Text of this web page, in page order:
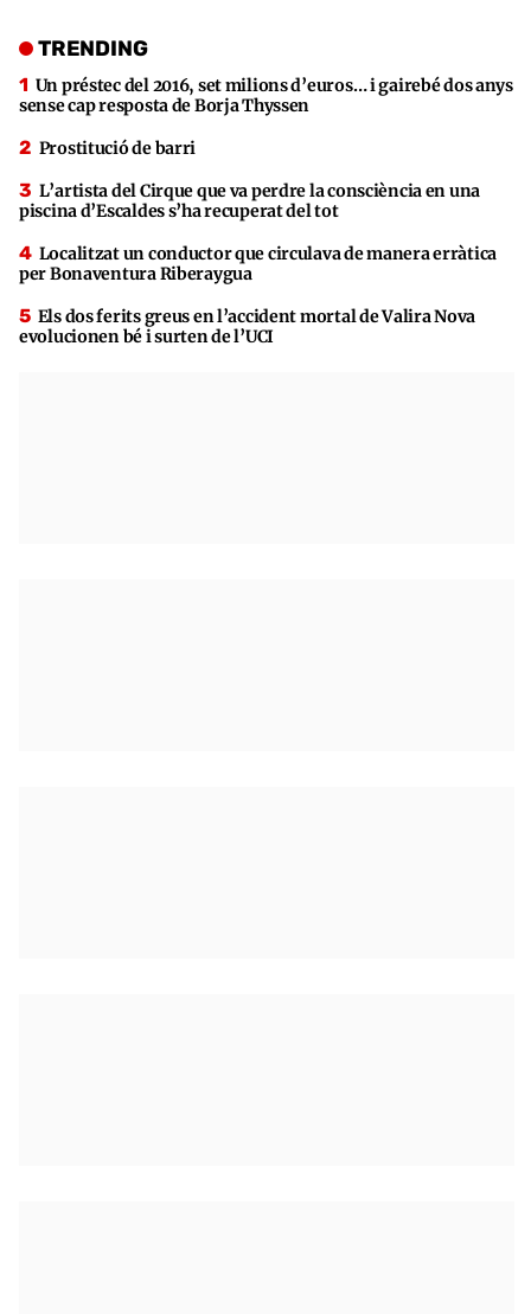
TRENDING
Un préstec del 2016, set milions d’euros… i gairebé dos anys
sense cap resposta de Borja Thyssen
Prostitució de barri
L’artista del Cirque que va perdre la consciència en una
piscina d’Escaldes s’ha recuperat del tot
Localitzat un conductor que circulava de manera erràtica
per Bonaventura Riberaygua
Els dos ferits greus en l’accident mortal de Valira Nova
evolucionen bé i surten de l’UCI